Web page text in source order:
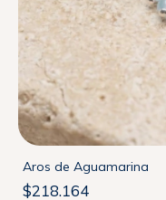
Aros de Aguamarina
$218.164